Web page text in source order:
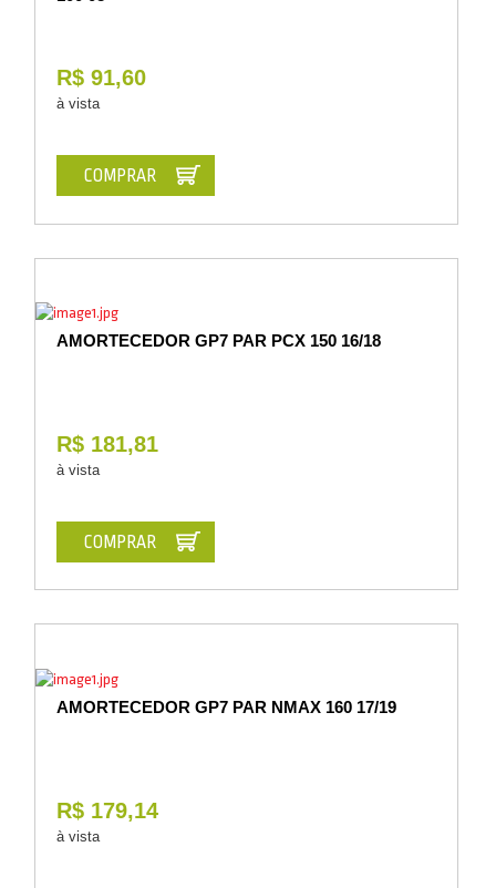
R$ 91,60
à vista
COMPRAR
AMORTECEDOR GP7 PAR PCX 150 16/18
R$ 181,81
à vista
COMPRAR
AMORTECEDOR GP7 PAR NMAX 160 17/19
R$ 179,14
à vista